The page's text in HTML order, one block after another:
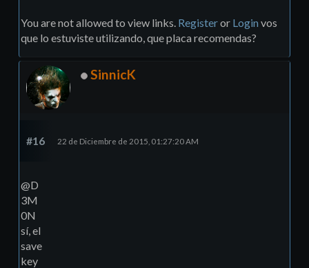
You are not allowed to view links. Registeror Login vos
que lo estuviste utilizando, que placa recomendas?
SinnicK
#16 22 de Diciembre de 2015, 01:27:20 AM
@D
3M
0N
sí, el
save
key